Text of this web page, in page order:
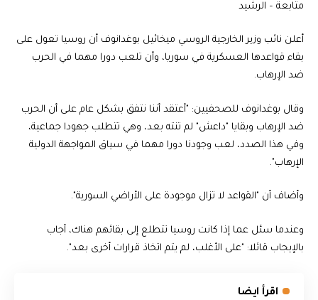
متابعة – الرشيد
أعلن نائب وزير الخارجية الروسي ميخائيل بوغدانوف أن روسيا تعول على
بقاء قواعدها العسكرية في سوريا، وأن تلعب دورا مهما في الحرب
ضد الإرهاب.
وقال بوغدانوف للصحفيين: "أعتقد أننا نتفق بشكل عام على أن الحرب
ضد الإرهاب وبقايا "داعش" لم تنته بعد، وهي تتطلب جهودا جماعية،
وفي هذا الصدد، لعب وجودنا دورا مهما في سياق المواجهة الدولية
الإرهاب".
وأضاف أن "القواعد لا تزال موجودة على الأراضي السورية".
وعندما سئل عما إذا كانت روسيا تتطلع إلى بقائهم هناك، أجاب
بالإيجاب قائلا: "على الأغلب، لم يتم اتخاذ قرارات أخرى بعد".
اقرأ ايضا